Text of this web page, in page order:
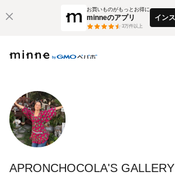
お買いものがもっとお得に
minneのアプリ
3万件以上
イン
APRONCHOCOLA'S GALLERY